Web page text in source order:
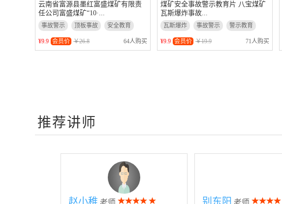
云南省富源县墨红富盛煤矿有限责
任公司富盛煤矿“10·...
事故警示 顶板事故 安全教育
¥9.9 会员价 ￥26.8 64人购买
煤矿安全事故警示教育片 八宝煤矿
瓦斯爆炸事故...
瓦斯爆炸 事故警示
警示教育
煤矿安全
安全事故
煤矿瓦斯
爆炸事故
¥9.9 会员价 ￥19.9 71人购买
推荐讲师
赵小稚 别东阳